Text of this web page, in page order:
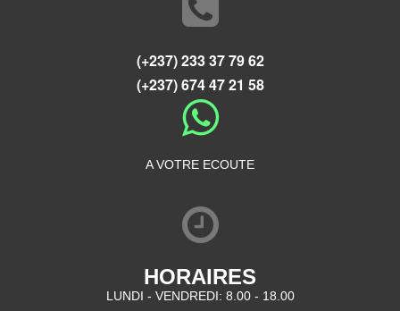
(+237) 233 37 79 62
(+237) 674 47 21 58
A VOTRE ECOUTE
HORAIRES
LUNDI - VENDREDI: 8.00 - 18.00